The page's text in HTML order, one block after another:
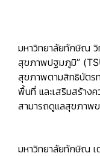
มหาวิทยาลัยทักษิณ วิ
สุขภาพปฐมภูมิ”
สุขภาพตามสิทธิบัตร
พื้นที่ และเสริมสร้าง
สามารถดูแลสุขภาพข
มหาวิทยาลัยทักษิณ เ